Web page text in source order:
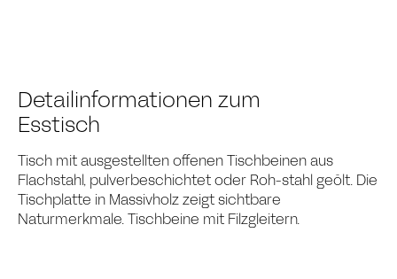
Detailinformationen zum
Esstisch
Tisch mit ausgestellten offenen Tischbeinen aus
Flachstahl, pulverbeschichtet oder Roh-stahl geölt. Die
Tischplatte in Massivholz zeigt sichtbare
Naturmerkmale. Tischbeine mit Filzgleitern.